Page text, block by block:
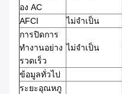
อง AC
AFCI ไม่จําเป็น
การปิดการ
ทํางานอย่าง
รวดเร็ว
ไม่จําเป็น
ข้อมูลทั่วไป
ระยะอุณหภู